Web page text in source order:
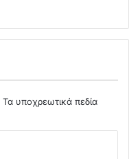
Τα υποχρεωτικά πεδία